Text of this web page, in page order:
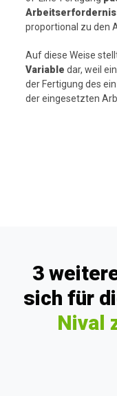
proportional zu den
Auf diese Weise
Variable dar, weil
der Fertigung des
der eingesetzten
3
sich für
Nival